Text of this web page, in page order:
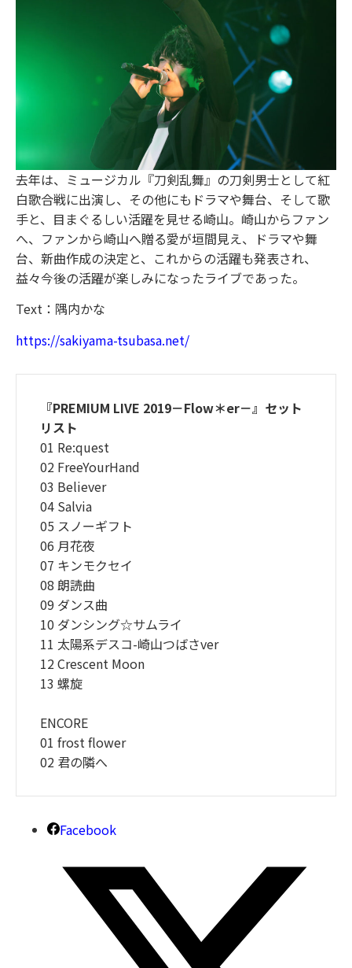
去年は、ミュージカル『刀剣乱舞』の刀剣男士として紅
白歌合戦に出演し、その他にもドラマや舞台、そして歌
手と、目まぐるしい活躍を見せる崎山。崎山からファン
へ、ファンから崎山へ贈る愛が垣間見え、ドラマや舞
台、新曲作成の決定と、これからの活躍も発表され、
益々今後の活躍が楽しみになったライブであった。
Text：隅内かな
https://sakiyama-tsubasa.net/
『PREMIUM LIVE 2019－Flow＊er－』セット
リスト
01 Re:quest
02 FreeYourHand
03 Believer
04 Salvia
05 スノーギフト
06 月花夜
07 キンモクセイ
08 朗読曲
09 ダンス曲
10 ダンシング☆サムライ
11 太陽系デスコ-崎山つばさver
12 Crescent Moon
13 螺旋
ENCORE
01 frost flower
02 君の隣へ
Facebook